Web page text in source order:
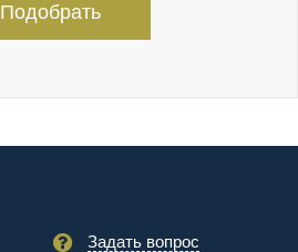
Подобрать
Задать вопрос